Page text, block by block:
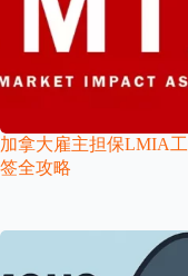
加拿大雇主担保LMIA工
签全攻略